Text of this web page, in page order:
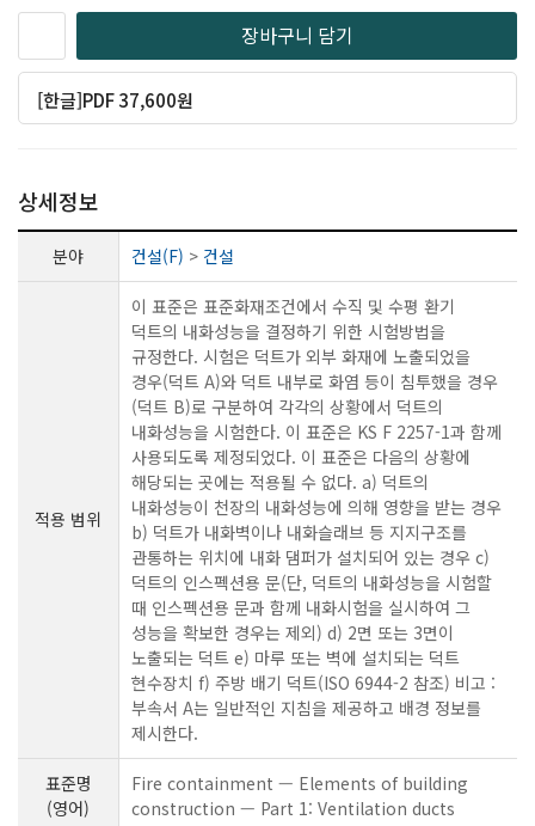
장바구니 담기
[한글]PDF 37,600원
상세정보
분야 건설(F) > 건설
적용 범위
이 표준은 표준화재조건에서 수직 및 수평 환기
덕트의 내화성능을 결정하기 위한 시험방법을
규정한다. 시험은 덕트가 외부 화재에 노출되었을
경우(덕트 A)와 덕트 내부로 화염 등이 침투했을 경우
(덕트 B)로 구분하여 각각의 상황에서 덕트의
내화성능을 시험한다. 이 표준은 KS F 2257-1과 함께
사용되도록 제정되었다. 이 표준은 다음의 상황에
해당되는 곳에는 적용될 수 없다. a) 덕트의
내화성능이 천장의 내화성능에 의해 영향을 받는 경우
b) 덕트가 내화벽이나 내화슬래브 등 지지구조를
관통하는 위치에 내화 댐퍼가 설치되어 있는 경우 c)
덕트의 인스펙션용 문(단, 덕트의 내화성능을 시험할
때 인스펙션용 문과 함께 내화시험을 실시하여 그
성능을 확보한 경우는 제외) d) 2면 또는 3면이
노출되는 덕트 e) 마루 또는 벽에 설치되는 덕트
현수장치 f) 주방 배기 덕트(ISO 6944-2 참조) 비고 :
부속서 A는 일반적인 지침을 제공하고 배경 정보를
제시한다.
표준명
(영어)
Fire containment — Elements of building
construction — Part 1: Ventilation ducts